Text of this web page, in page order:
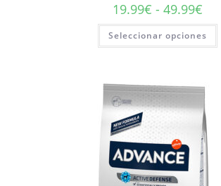
19.99€ - 49.99€
Seleccionar opciones